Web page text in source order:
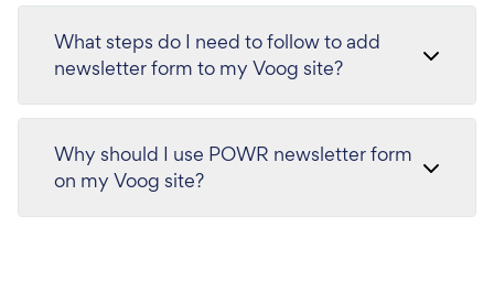
What steps do I need to follow to add
newsletter form to my Voog site?
Why should I use POWR newsletter form
on my Voog site?